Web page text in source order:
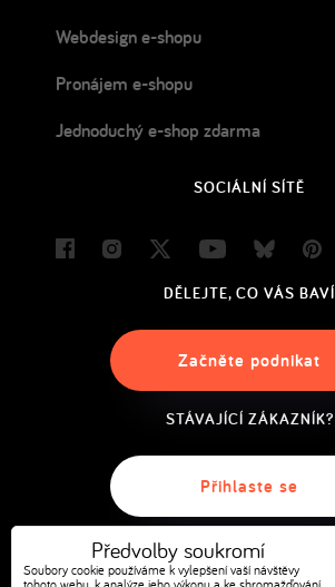
Webdesign e-shopu
Pronájem e-shopu
Jednoduchý e-shop zdarma
SOCIÁLNÍ SÍTĚ
FacebookInstagram
Twitter YoutubeBluesky
DĚLEJTE, CO VÁS BAVÍ
Začněte podnikat
STÁVAJÍCÍ ZÁKAZNÍK?
Přihlaste se
Předvolby soukromí
Soubory cookie používáme k vylepšení vaší návštěvy